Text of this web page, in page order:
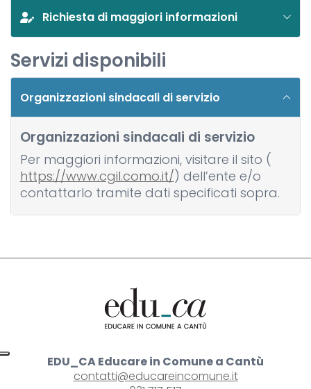
Richiesta di maggiori informazioni
Servizi disponibili
Organizzazioni sindacali di servizio
Organizzazioni sindacali di servizio
Per maggiori informazioni, visitare il sito (
https://www.cgil.como.it/) dell’ente e/o
contattarlo tramite dati specificati sopra.
EDU_CA Educare in Comune a Cantù
contatti@educareincomune.it